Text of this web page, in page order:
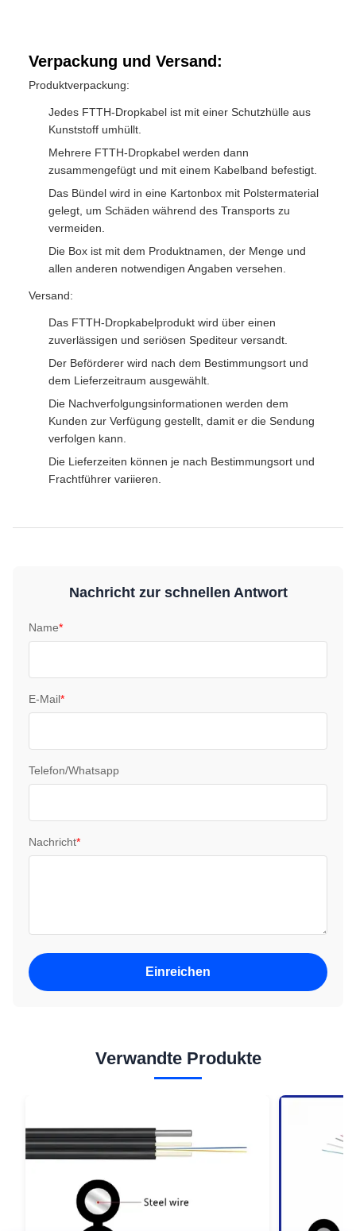
Verpackung und Versand:
Produktverpackung:
Jedes FTTH-Dropkabel ist mit einer Schutzhülle aus
Kunststoff umhüllt.
Mehrere FTTH-Dropkabel werden dann
zusammengefügt und mit einem Kabelband befestigt.
Das Bündel wird in eine Kartonbox mit Polstermaterial
gelegt, um Schäden während des Transports zu
vermeiden.
Die Box ist mit dem Produktnamen, der Menge und
allen anderen notwendigen Angaben versehen.
Versand:
Das FTTH-Dropkabelprodukt wird über einen
zuverlässigen und seriösen Spediteur versandt.
Der Beförderer wird nach dem Bestimmungsort und
dem Lieferzeitraum ausgewählt.
Die Nachverfolgungsinformationen werden dem
Kunden zur Verfügung gestellt, damit er die Sendung
verfolgen kann.
Die Lieferzeiten können je nach Bestimmungsort und
Frachtführer variieren.
Nachricht zur schnellen Antwort
Name*
E-Mail*
Telefon/Whatsapp
Nachricht*
Einreichen
Verwandte Produkte